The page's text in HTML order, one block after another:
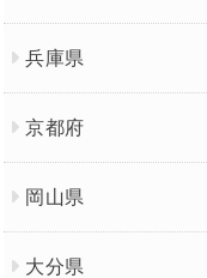
兵庫県
京都府
岡山県
大分県